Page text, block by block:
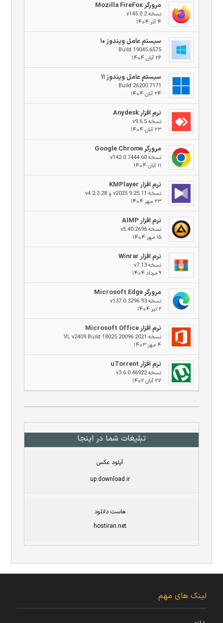
مرورگر Mozilla FireFox
نسخه v145.0.2
۴ آذر ۱۴۰۴
سیستم عامل ویندوز ۱۰
Build 19045.6575
۲۶ آبان ۱۴۰۴
سیستم عامل ویندوز ۱۱
Build 26200.7171
۲۴ آبان ۱۴۰۴
نرم افزار Anydesk
نسخه v9.6.5
۲۳ آبان ۱۴۰۴
مرورگر Google Chrome
نسخه v142.0.7444.60
۱۱ آبان ۱۴۰۴
نرم افزار KMPlayer
نسخه v2025.9.25.11 و v4.2.3.28
۲۳ مهر ۱۴۰۴
نرم افزار AIMP
نسخه v5.40.2696
۱۵ مهر ۱۴۰۴
نرم افزار Winrar
نسخه v7.13
۹ مرداد ۱۴۰۴
مرورگر Microsoft Edge
نسخه v137.0.3296.93
۲ تیر ۱۴۰۴
نرم افزار Microsoft Office
نسخه 2021 VL v2409 Build 18025.20096
۴ مهر ۱۴۰۳
نرم افزار uTorrent
نسخه v3.6.0.46922
۲۷ آبان ۱۴۰۲
تبلیغات شما در اینجا
آپلود عکس
up.download.ir
هاست دانلود
hostiran.net
لینک های مهم